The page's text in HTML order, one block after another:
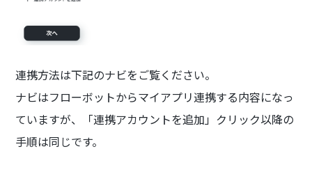
連携方法は下記のナビをご覧ください。
ナビはフローボットからマイアプリ連携する内容になっ
ていますが、「連携アカウントを追加」クリック以降の
手順は同じです。